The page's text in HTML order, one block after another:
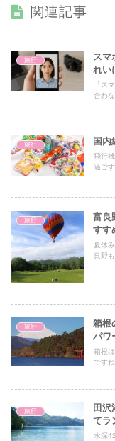
関連記事
旅行
スマ
れい
「ス
合わ
旅行 国内
飛行
過ご
旅行
富良
すす
夏休
良野
旅行
箱根
パワ
箱根
です
旅行
田沢
てラ
水深